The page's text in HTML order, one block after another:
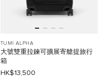
TUMI ALPHA
大號雙重拉鍊可擴展寄艙提旅行
箱
HK$13,500